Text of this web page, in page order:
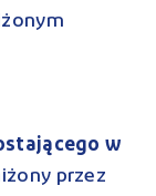
w
przez